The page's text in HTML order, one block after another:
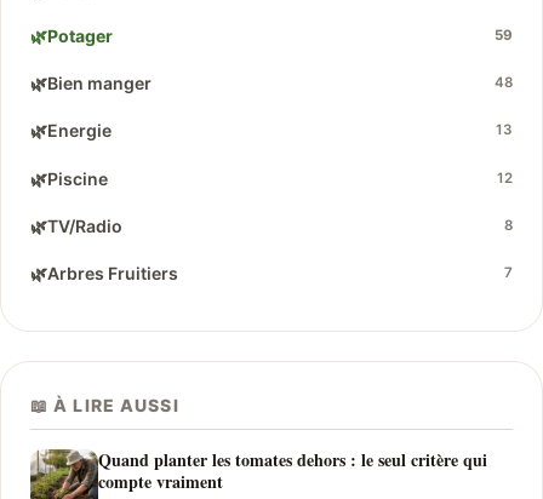
🌿Potager 59
🌿Bien manger 48
🌿Energie 13
🌿Piscine 12
🌿TV/Radio 8
🌿Arbres Fruitiers 7
📖 À LIRE AUSSI
Quand planter les tomates dehors : le seul critère qui
compte vraiment